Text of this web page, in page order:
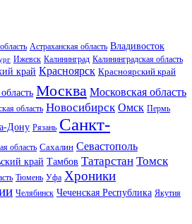
Астраханская область Владивосток
Ижевск Калининград Калининградская область
край Красноярск Красноярский край
Москва Московская область
область Новосибирск Омск Пермь
Дону Рязань Санкт-
область Сахалин Севастополь
край Тамбов Татарстан Томск
Тюмень Уфа Хроники
Челябинск Чеченская Республика Якутия